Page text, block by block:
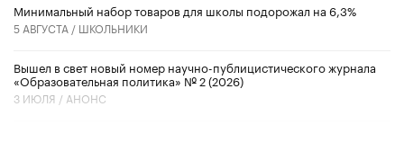
Минимальный набор товаров для школы подорожал на 6,3%
5 АВГУСТА / ШКОЛЬНИКИ
Вышел в свет новый номер научно-публицистического журнала
«Образовательная политика» № 2 (2026)
3 ИЮЛЯ / АНОНС